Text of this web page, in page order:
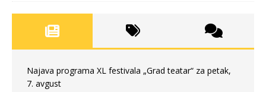
Najava programa XL festivala „Grad teatar“ za petak,
7. avgust